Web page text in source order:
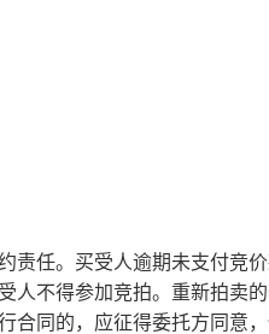
责任。买受人逾期未支付竞
人不得参加竞拍。重新拍卖
合同的，应征得委托方同意